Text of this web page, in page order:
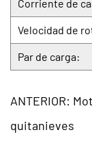
Corriente de
Velocidad de
Par de carga:
ANTERIOR:
quitanieves